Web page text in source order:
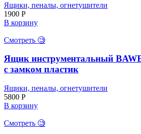
Ящики, пеналы, огнетушители
1900 Р
В корзину
Смотреть 🧐
Ящик инструментальный
с замком пластик
Ящики, пеналы, огнетушители
5800 Р
В корзину
Смотреть 🧐